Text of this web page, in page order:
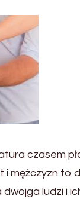
czasem
i mężczyzn
ludzi i